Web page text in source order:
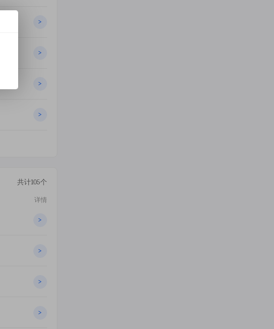
>
>
>
>
共计105个
详情
>
>
>
>